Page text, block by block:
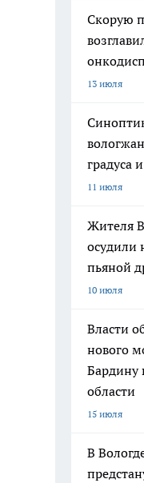
Скорую
13 июля
градуса
11 июля
Жителя
осудили
пьяной
10 июля
Власти
нового
Бардину
области
15 июля
В